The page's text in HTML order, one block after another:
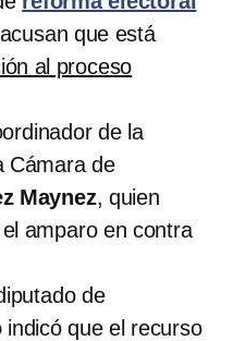
que está
al proceso
de la
Cámara de
Maynez, quien
amparo en contra
de
indicó que el recurso